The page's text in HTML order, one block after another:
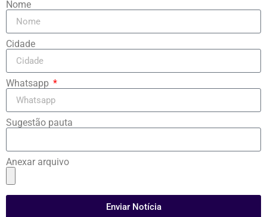
Nome
Cidade
Whatsapp
Sugestão pauta
Anexar arquivo
Enviar Notícia